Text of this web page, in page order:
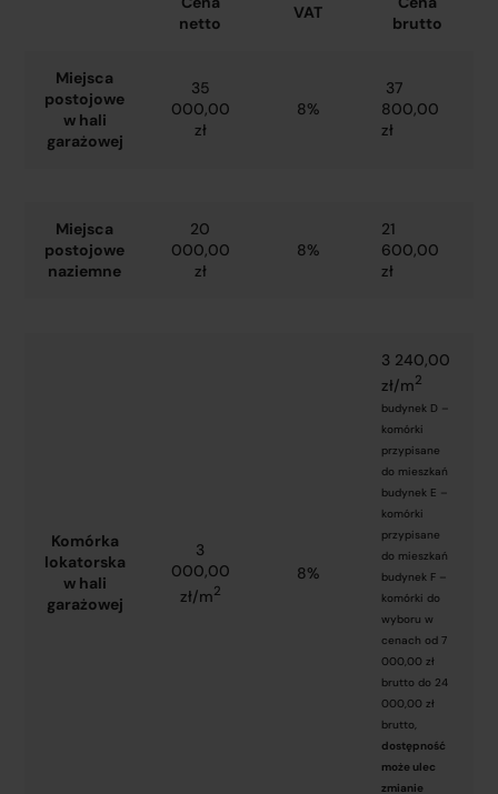
netto
VAT
brutto
Miejsca
postojowe
w hali
garażowej
35
000,00
zł
8%
37
800,00
zł
Miejsca
postojowe
naziemne
20
000,00
zł
8%
21
600,00
zł
Komórka
lokatorska
w hali
garażowej
3
000,00
zł/m2
8%
3 240,00
zł/m2
budynek D –
komórki
przypisane
do mieszkań
budynek E –
komórki
przypisane
do mieszkań
budynek F –
komórki do
wyboru w
cenach od 7
000,00 zł
brutto do 24
000,00 zł
brutto,
dostępność
może ulec
zmianie